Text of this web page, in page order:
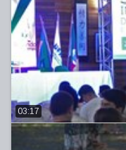
03:17